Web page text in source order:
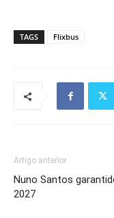
TAGS Flixbus
Artigo anterior
Nuno Santos
2027